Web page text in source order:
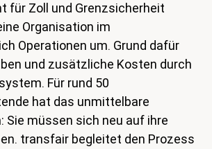
für Zoll und Grenzsicherheit
Organisation im
Operationen um. Grund dafür
und zusätzliche Kosten durch
Für rund 50
hat das unmittelbare
Sie müssen sich neu auf ihre
transfair begleitet den Prozess